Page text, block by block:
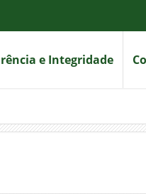
e Integridade